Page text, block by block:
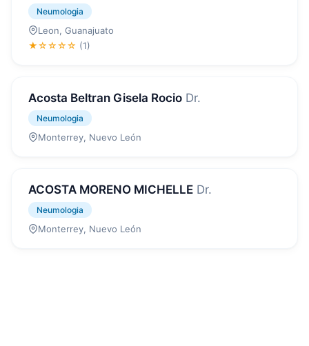
Neumologia
Leon, Guanajuato
★☆☆☆☆ (1)
Acosta Beltran Gisela Rocio Dr.
Neumologia
Monterrey, Nuevo León
ACOSTA MORENO MICHELLE Dr.
Neumologia
Monterrey, Nuevo León